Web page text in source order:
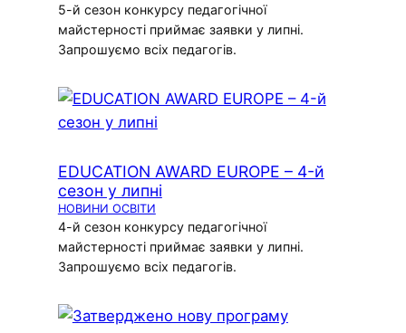
5-й сезон конкурсу педагогічної
майстерності приймає заявки у липні.
Запрошуємо всіх педагогів.
EDUCATION AWARD EUROPE – 4-й
сезон у липні
НОВИНИ ОСВІТИ
4-й сезон конкурсу педагогічної
майстерності приймає заявки у липні.
Запрошуємо всіх педагогів.